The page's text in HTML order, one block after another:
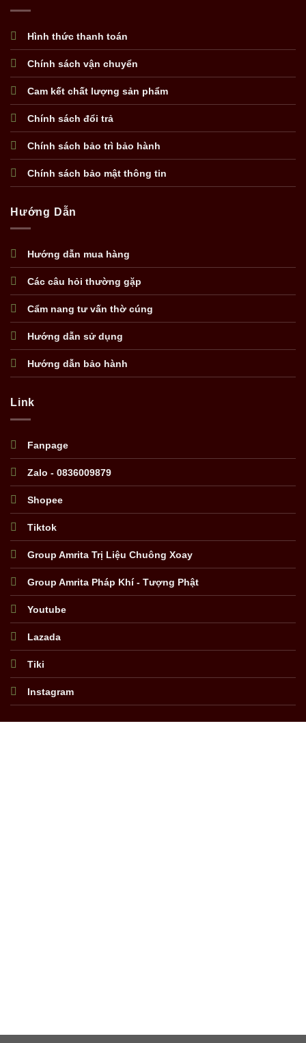
Hình thức thanh toán
Chính sách vận chuyển
Cam kết chất lượng sản phẩm
Chính sách đổi trả
Chính sách bảo trì bảo hành
Chính sách bảo mật thông tin
Hướng Dẫn
Hướng dẫn mua hàng
Các câu hỏi thường gặp
Cẩm nang tư vấn thờ cúng
Hướng dẫn sử dụng
Hướng dẫn bảo hành
Link
Fanpage
Zalo - 0836009879
Shopee
Tiktok
Group Amrita Trị Liệu Chuông Xoay
Group Amrita Pháp Khí - Tượng Phật
Youtube
Lazada
Tiki
Instagram